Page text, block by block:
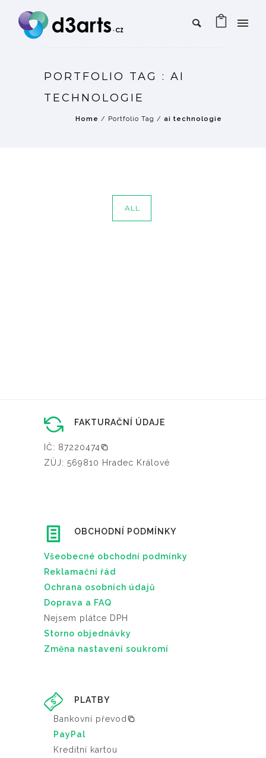
PORTFOLIO TAG : AI
TECHNOLOGIE
Home / Portfolio Tag / ai technologie
ALL
FAKTURAČNÍ ÚDAJE
IČ: 87220474
ZÚJ: 569810 Hradec Králové
OBCHODNÍ PODMÍNKY
Všeobecné obchodní podmínky
Reklamační řád
Ochrana osobních údajů
Doprava a FAQ
Nejsem plátce DPH
Storno objednávky
Změna nastavení soukromí
PLATBY
Bankovní převod
PayPal
Kreditní kartou